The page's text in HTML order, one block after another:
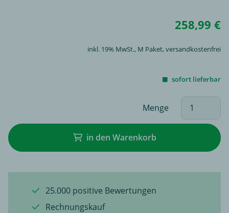
258,99 €
inkl. 19% MwSt., M Paket, versandkostenfrei
sofort lieferbar
Menge
in den Warenkorb
25.000 positive Bewertungen
Rechnungskauf